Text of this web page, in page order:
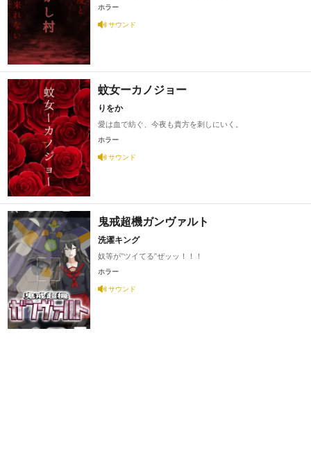
ホラー
サウンド
蚊女ーカノジョー
りをか
愛は血で紡ぐ、今夜も貴方を刺しにいく。
ホラー
サウンド
鬼戒超機ガンヴァルト
洗濯キング
奴等が“ツイてる”ぜッッ！！！
ホラー
サウンド